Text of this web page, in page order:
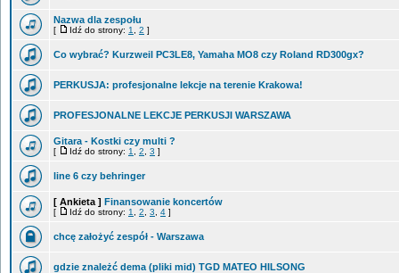
Nazwa dla zespołu
[ Idź do strony: 1 2 ]
Co wybrać? Kurzweil PC3LE8, Yamaha MO8 czy Roland RD300gx?
PERKUSJA: profesjonalne lekcje na terenie Krakowa!
PROFESJONALNE LEKCJE PERKUSJI WARSZAWA
Gitara - Kostki czy multi ?
[ Idź do strony: 1 2 3 ]
line 6 czy behringer
[ Ankieta ] Finansowanie koncertów
[ Idź do strony: 1 2 3 4 ]
chcę założyć zespół - Warszawa
gdzie znależć dema (pliki mid) TGD MATEO HILSONG